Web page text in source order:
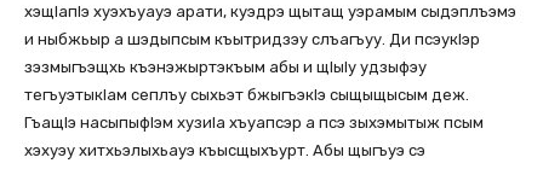
хэщIапIэ хуэхъуауэ арати, куэдрэ щытащ уэрамым сыдэплъэмэ
и ныбжьыр а шэдыпсым къытридзэу слъагъуу. Ди псэукIэр
зэзмыгъэщхь къэнэжыртэкъым абы и щIыIу удзыфэу
тегъуэтыкIам сеплъу сыхьэт бжыгъэкIэ сыщыщысым деж.
ГъащIэ насыпыфIэм хузиIа хъуапсэр а псэ зыхэмытыж псым
хэхуэу хитхьэлыхьауэ къысщыхъурт. Абы щыгъуэ сэ